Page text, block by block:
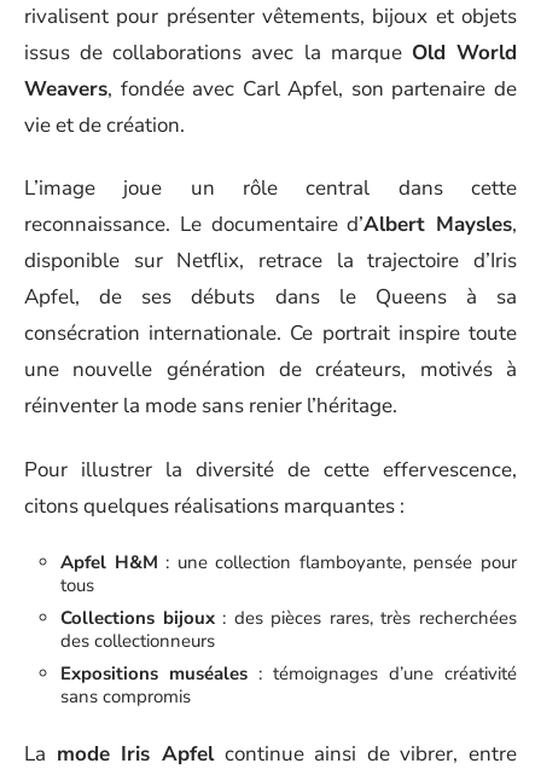
rivalisent pour présenter vêtements, bijoux et objets
issus de collaborations avec la marque Old World
Weavers, fondée avec Carl Apfel, son partenaire de
vie et de création.
L’image joue un rôle central dans cette
reconnaissance. Le documentaire d’Albert Maysles,
disponible sur Netflix, retrace la trajectoire d’Iris
Apfel, de ses débuts dans le Queens à sa
consécration internationale. Ce portrait inspire toute
une nouvelle génération de créateurs, motivés à
réinventer la mode sans renier l’héritage.
Pour illustrer la diversité de cette effervescence,
citons quelques réalisations marquantes :
Apfel H&M : une collection flamboyante, pensée pour
tous
Collections bijoux: des pièces rares, très recherchées
des collectionneurs
Expositions muséales : témoignages d’une créativité
sans compromis
La mode Iris Apfelcontinue ainsi de vibrer, entre